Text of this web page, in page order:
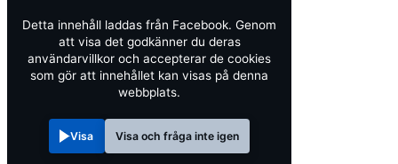
Detta innehåll laddas från Facebook. Genom
att visa det godkänner du deras
användarvillkor och accepterar de cookies
som gör att innehållet kan visas på denna
webbplats.
Visa Visa och fråga inte igen